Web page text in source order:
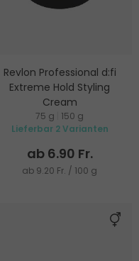
Revlon Professional d:fi
Extreme Hold Styling
Cream
Styling-Creme für extra starke
Fixierung
75 g
150 g
Lieferbar 2 Varianten
ab 6.90 Fr.
ab 9.20 Fr. / 100 g